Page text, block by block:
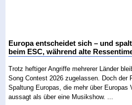
Europa entscheidet sich – und
beim ESC, während alte
Trotz heftiger Angriffe mehrerer Länder
Song Contest 2026 zugelassen. Doch der
Spaltung Europas, die mehr über Europas
aussagt als über eine Musikshow. ...